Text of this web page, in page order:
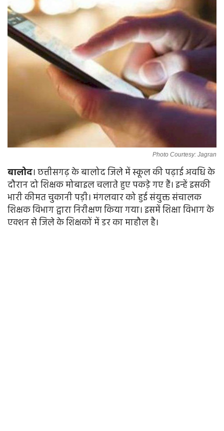
Photo Courtesy: Jagran
बालोद। छत्तीसगढ़ के बालोद जिले में स्कूल की पढ़ाई अवधि के
दौरान दो शिक्षक मोबाइल चलाते हुए पकड़े गए हैं। इन्हें इसकी
भारी कीमत चुकानी पड़ी। मंगलवार को हुई संयुक्त संचालक
शिक्षक विभाग द्वारा निरीक्षण किया गया। इसमें शिक्षा विभाग के
एक्शन से जिले के शिक्षकों में डर का माहौल है।